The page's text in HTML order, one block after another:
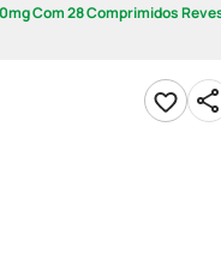
Com 28 Comprimidos